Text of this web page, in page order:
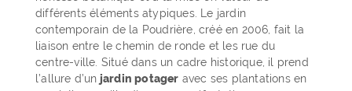
différents éléments atypiques. Le jardin
contemporain de la Poudrière, créé en 2006, fait la
liaison entre le chemin de ronde et les rue du
centre-ville. Situé dans un cadre historique, il prend
l’allure d’un jardin potager avec ses plantations en